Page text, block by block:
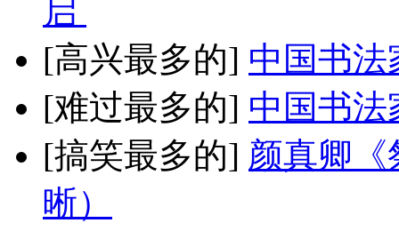
启
[高兴最多的] 中国书法
[难过最多的] 中国书法
[搞笑最多的] 颜真卿《
晰）